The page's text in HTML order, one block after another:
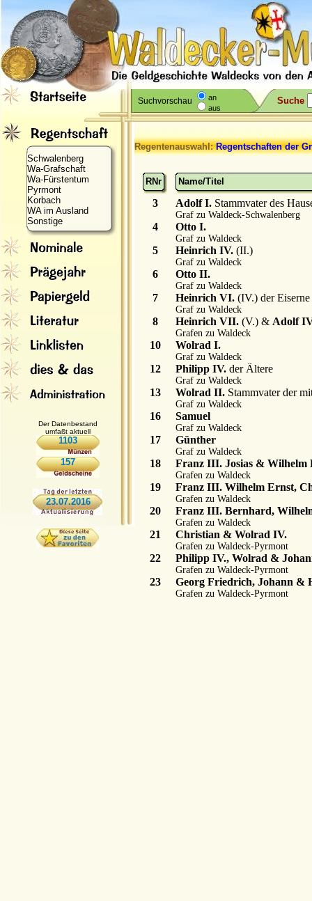
Suchvorschau
an
aus
Suche
Schwalenberg
Wa-Grafschaft
Wa-Fürstentum
Pyrmont
Korbach
WA im Ausland
Sonstige
Der Datenbestand
umfaßt aktuell
1103
157
23.07.2016
Regentenauswahl:Regentschaften der
RNr Name/Titel
3 Adolf I. Stammvater des
Graf zu Waldeck-Schwalenberg
4 Otto I.
Graf zu Waldeck
5 Heinrich IV. (II.)
Graf zu Waldeck
6 Otto II.
Graf zu Waldeck
7 Heinrich VI. (IV.) der Eiserne
Graf zu Waldeck
8 Heinrich VII. (V.) & Adolf
Grafen zu Waldeck
10 Wolrad I.
Graf zu Waldeck
12 Philipp IV. der Ältere
Graf zu Waldeck
13 Wolrad II. Stammvater der
Graf zu Waldeck
16 Samuel
Graf zu Waldeck
17 Günther
Graf zu Waldeck
18 Franz III. Josias & Wilhelm
Grafen zu Waldeck
19 Franz III. Wilhelm Ernst,
Grafen zu Waldeck
20 Franz III. Bernhard,
Grafen zu Waldeck
21 Christian & Wolrad IV.
Grafen zu Waldeck-Pyrmont
22 Philipp IV., Wolrad &
Grafen zu Waldeck-Pyrmont
23 Georg Friedrich, Johann &
Grafen zu Waldeck-Pyrmont